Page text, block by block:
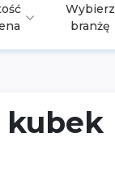
Wybierz
branżę
kubek